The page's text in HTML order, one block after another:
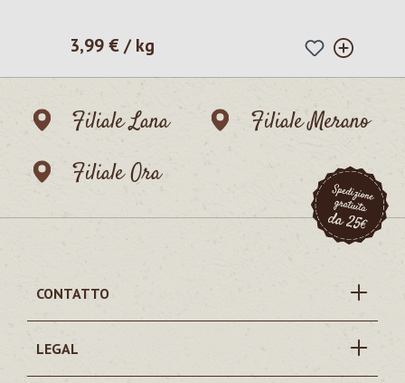
Prezzo normale:
3,99 € / kg
Filiale Lana
Filiale Merano
Filiale Ora
CONTATTO
LEGAL